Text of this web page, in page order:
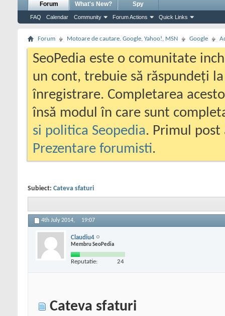
Forum
FAQ Calendar Community Forum Actions Quick Links
What's New? Spy
Forum Motoare de cautare. Google, Yahoo!, MSN Google
SeoPedia este o comunitate
un cont, trebuie să răspundeți
înregistrare. Completarea
însă modul în care sunt
si politica Seopedia. Primul
Prezentare forumisti.
Subiect: Cateva sfaturi
4th July 2014, 19:07
Claudiu4
Membru SeoPedia
Reputatie: 24
Cateva sfaturi